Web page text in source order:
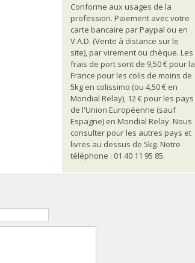
Conforme aux usages de la
profession. Paiement avec votre
carte bancaire par Paypal ou en
V.A.D. (Vente à distance sur le
site), par virement ou chèque. Les
frais de port sont de 9,50 € pour la
France pour les colis de moins de
5kg en colissimo (ou 4,50 € en
Mondial Relay), 12 € pour les pays
de l'Union Européenne (sauf
Espagne) en Mondial Relay. Nous
consulter pour les autres pays et
livres au dessus de 5kg. Notre
téléphone : 01 40 11 95 85.